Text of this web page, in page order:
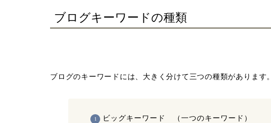
ブログキーワードの種類
ブログのキーワードには、大きく分けて三つの種類があります。
ビッグキーワード （一つのキーワード）